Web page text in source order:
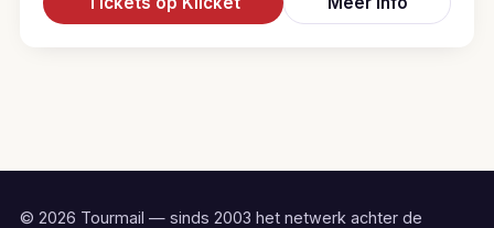
© 2026 Tourmail — sinds 2003 het netwerk achter de